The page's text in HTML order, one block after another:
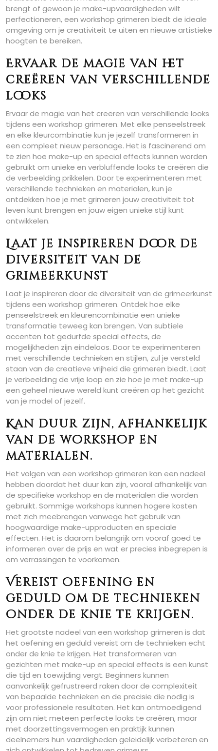
brengt of gewoon je make-upvaardigheden wilt
perfectioneren, een workshop grimeren biedt de ideale
omgeving om je creativiteit te uiten en nieuwe artistieke
hoogten te bereiken.
Ervaar de magie van het
creëren van verschillende
looks
Ervaar de magie van het creëren van verschillende looks
tijdens een workshop grimeren. Met elke penseelstreek
en elke kleurcombinatie kun je jezelf transformeren in
een compleet nieuw personage. Het is fascinerend om
te zien hoe make-up en special effects kunnen worden
gebruikt om unieke en verbluffende looks te creëren die
de verbeelding prikkelen. Door te experimenteren met
verschillende technieken en materialen, kun je
ontdekken hoe je met grimeren jouw creativiteit tot
leven kunt brengen en jouw eigen unieke stijl kunt
ontwikkelen.
Laat je inspireren door de
diversiteit van de
grimeerkunst
Laat je inspireren door de diversiteit van de grimeerkunst
tijdens een workshop grimeren. Ontdek hoe elke
penseelstreek en kleurencombinatie een unieke
transformatie teweeg kan brengen. Van subtiele
accenten tot gedurfde special effects, de
mogelijkheden zijn eindeloos. Door te experimenteren
met verschillende technieken en stijlen, zul je versteld
staan van de creatieve vrijheid die grimeren biedt. Laat
je verbeelding de vrije loop en zie hoe je met make-up
een geheel nieuwe wereld kunt creëren op het gezicht
van je model of jezelf.
Kan duur zijn, afhankelijk
van de workshop en
materialen.
Het volgen van een workshop grimeren kan een nadeel
hebben doordat het duur kan zijn, vooral afhankelijk van
de specifieke workshop en de materialen die worden
gebruikt. Sommige workshops kunnen hogere kosten
met zich meebrengen vanwege het gebruik van
hoogwaardige make-upproducten en speciale
effecten. Het is daarom belangrijk om vooraf goed te
informeren over de prijs en wat er precies inbegrepen is
om verrassingen te voorkomen.
Vereist oefening en
geduld om de technieken
onder de knie te krijgen.
Het grootste nadeel van een workshop grimeren is dat
het oefening en geduld vereist om de technieken echt
onder de knie te krijgen. Het transformeren van
gezichten met make-up en special effects is een kunst
die tijd en toewijding vergt. Beginners kunnen
aanvankelijk gefrustreerd raken door de complexiteit
van bepaalde technieken en de precisie die nodig is
voor professionele resultaten. Het kan ontmoedigend
zijn om niet meteen perfecte looks te creëren, maar
met doorzettingsvermogen en praktijk kunnen
deelnemers hun vaardigheden geleidelijk verbeteren en